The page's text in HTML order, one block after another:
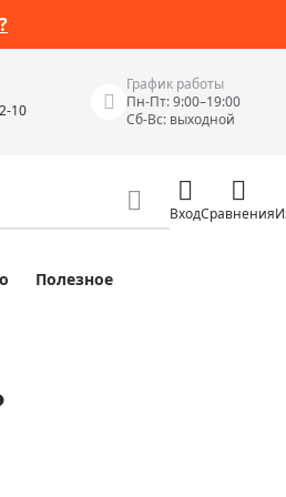
10
График работы
Пн-Пт: 9:00–19:00
Сб-Вс: выходной
Измерительные
ВходСравнения
Полезное